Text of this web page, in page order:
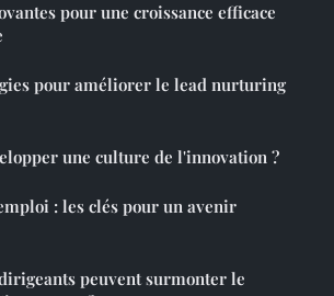
pour une croissance efficace
pour améliorer le lead nurturing
une culture de l'innovation ?
: les clés pour un avenir
peuvent surmonter le